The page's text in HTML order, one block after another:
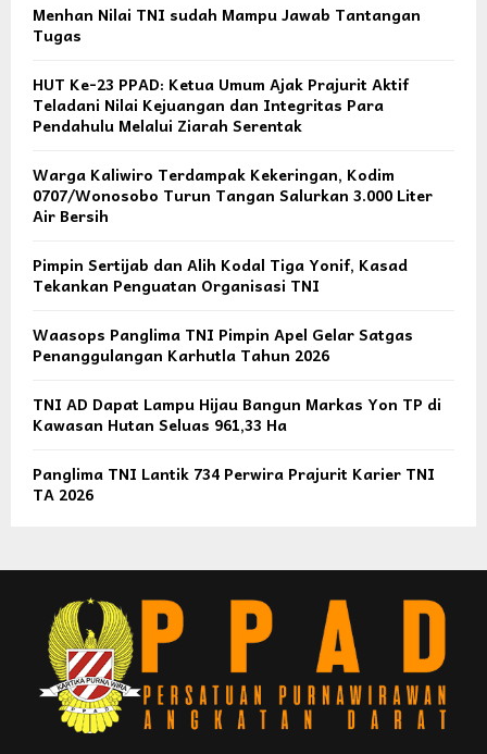
Menhan Nilai TNI sudah Mampu Jawab Tantangan
Tugas
HUT Ke-23 PPAD: Ketua Umum Ajak Prajurit Aktif
Teladani Nilai Kejuangan dan Integritas Para
Pendahulu Melalui Ziarah Serentak
Warga Kaliwiro Terdampak Kekeringan, Kodim
0707/Wonosobo Turun Tangan Salurkan 3.000 Liter
Air Bersih
Pimpin Sertijab dan Alih Kodal Tiga Yonif, Kasad
Tekankan Penguatan Organisasi TNI
Waasops Panglima TNI Pimpin Apel Gelar Satgas
Penanggulangan Karhutla Tahun 2026
TNI AD Dapat Lampu Hijau Bangun Markas Yon TP di
Kawasan Hutan Seluas 961,33 Ha
Panglima TNI Lantik 734 Perwira Prajurit Karier TNI
TA 2026